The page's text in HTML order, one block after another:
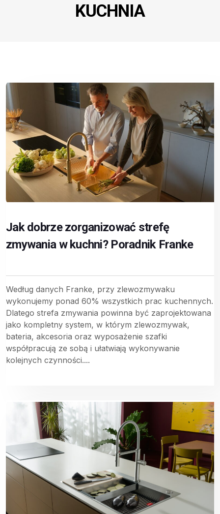
KUCHNIA
Jak dobrze zorganizować strefę
zmywania w kuchni? Poradnik Franke
Według danych Franke, przy zlewozmywaku
wykonujemy ponad 60% wszystkich prac kuchennych.
Dlatego strefa zmywania powinna być zaprojektowana
jako kompletny system, w którym zlewozmywak,
bateria, akcesoria oraz wyposażenie szafki
współpracują ze sobą i ułatwiają wykonywanie
kolejnych czynności....